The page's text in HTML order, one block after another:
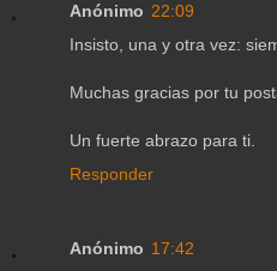
Anónimo 22:09
Insisto, una y otra vez:
Muchas gracias por tu
Un fuerte abrazo para ti.
Responder
Anónimo 17:42